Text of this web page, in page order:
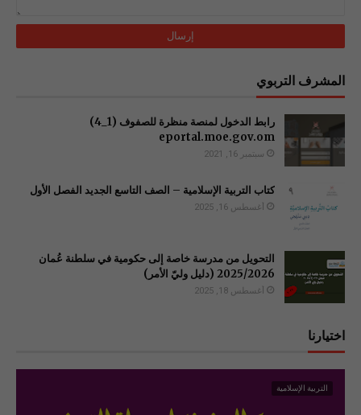
المشرف التربوي
رابط الدخول لمنصة منظرة للصفوف (1_4)
سبتمبر 16, 2021
كتاب التربية الإسلامية – الصف التاسع الجديد الفصل الأول
أغسطس 16, 2025
التحويل من مدرسة خاصة إلى حكومية في سلطنة عُمان
2025/2026 (دليل وليّ الأمر)
أغسطس 18, 2025
اختيارنا
التربية الإسلامية